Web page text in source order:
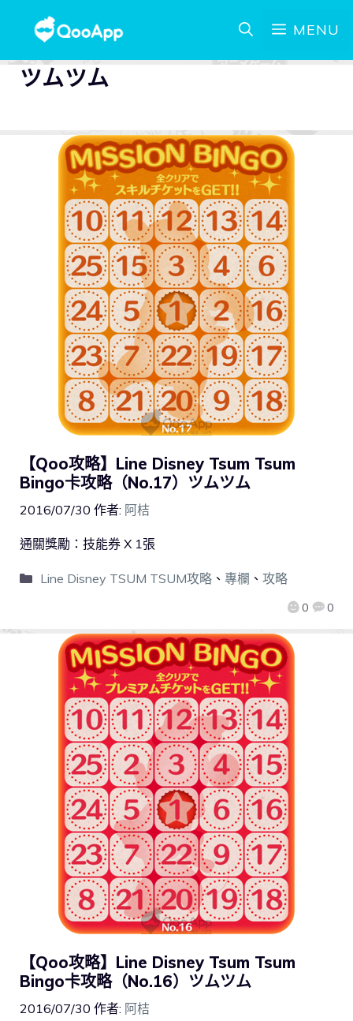
MENU
ツムツム
【Qoo攻略】Line Disney Tsum Tsum
Bingo卡攻略（No.17）ツムツム
2016/07/30 作者: 阿桔
0 0
通關獎勵：技能券 X 1張
Line Disney TSUM TSUM攻略、 專欄 、 攻略
【Qoo攻略】Line Disney Tsum Tsum
Bingo卡攻略（No.16）ツムツム
2016/07/30 作者: 阿桔